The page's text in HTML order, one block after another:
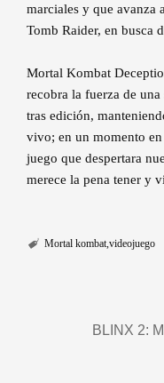
marciales y que avanza
Tomb Raider, en busca
Mortal Kombat
recobra la fuerza de
tras edición,
vivo; en un momento
juego que despertara
merece la pena tener y
Mortal kombat videojuego
BLINX 2: